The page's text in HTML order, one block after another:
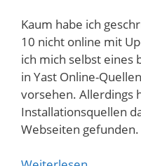
Kaum habe ich
10 nicht online mit
ich mich selbst eines
in Yast Online-
vorsehen. Allerdings
Installationsquellen
Webseiten gefunden.